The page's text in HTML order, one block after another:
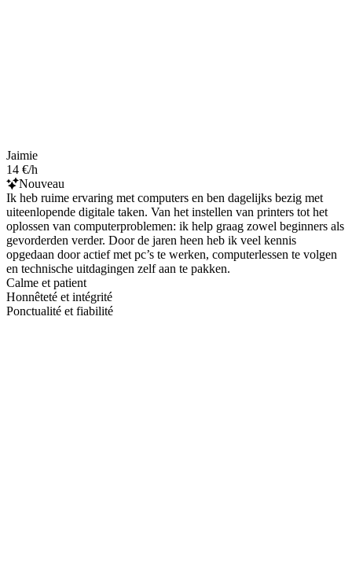
Jaimie
14 €/h
Nouveau
Ik heb ruime ervaring met computers en ben dagelijks bezig met
uiteenlopende digitale taken. Van het instellen van printers tot het
oplossen van computerproblemen: ik help graag zowel beginners als
gevorderden verder. Door de jaren heen heb ik veel kennis
opgedaan door actief met pc’s te werken, computerlessen te volgen
en technische uitdagingen zelf aan te pakken.
Calme et patient
Honnêteté et intégrité
Ponctualité et fiabilité